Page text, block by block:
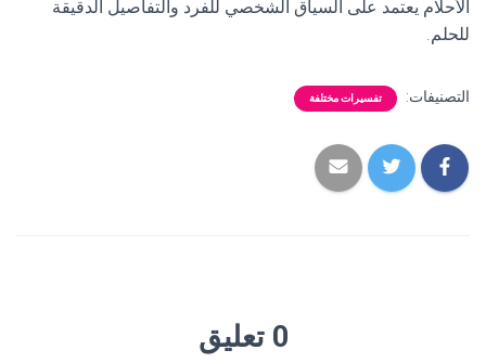
الأحلام يعتمد على السياق الشخصي للفرد والتفاصيل الدقيقة
للحلم.
التصنيفات: تفسيرات مختلفة
0 تعليق